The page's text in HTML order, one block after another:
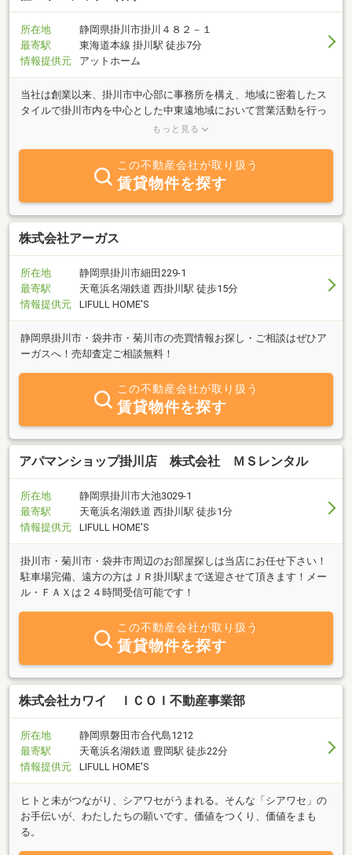
所在地
静岡県掛川市掛川４８２－１
最寄駅
東海道本線 掛川駅 徒歩7分
情報提供元
アットホーム
当社は創業以来、掛川市中心部に事務所を構え、地域に密着したス
タイルで掛川市内を中心とした中東遠地域において営業活動を行っ
ております。土地・建物の売買や、賃貸借物件の仲介・管理等の不
幅広くお客様のニーズにお応えできるよう、住まいに関するトータ
ルプロデュースをしております。中東遠地域の不動産から建築に関
することは、是非お気軽に当社までご相談下さい。
もっと見る
この不動産会社が取り扱う
賃貸物件を探す
株式会社アーガス
所在地
静岡県掛川市細田229-1
最寄駅
天竜浜名湖鉄道 西掛川駅 徒歩15分
情報提供元
LIFULL HOME'S
静岡県掛川市・袋井市・菊川市の売買情報お探し・ご相談はぜひア
ーガスへ！売却査定ご相談無料！
この不動産会社が取り扱う
賃貸物件を探す
アパマンショップ掛川店 株式会社 ＭＳレンタル
所在地
静岡県掛川市大池3029-1
最寄駅
天竜浜名湖鉄道 西掛川駅 徒歩1分
情報提供元
LIFULL HOME'S
掛川市・菊川市・袋井市周辺のお部屋探しは当店にお任せ下さい！
駐車場完備、遠方の方はＪＲ掛川駅まで送迎させて頂きます！メー
ル・ＦＡＸは２４時間受信可能です！
この不動産会社が取り扱う
賃貸物件を探す
株式会社カワイ ＩＣＯＩ不動産事業部
所在地
静岡県磐田市合代島1212
最寄駅
天竜浜名湖鉄道 豊岡駅 徒歩22分
情報提供元
LIFULL HOME'S
ヒトと未がつながり、シアワセがうまれる。そんな「シアワセ」の
お手伝いが、わたしたちの願いです。価値をつくり、価値をまも
る。